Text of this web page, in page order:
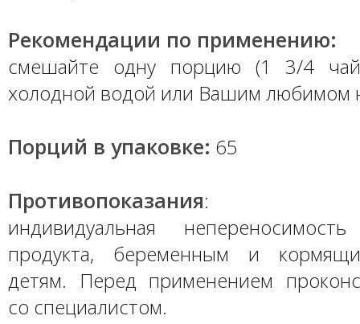
Рекомендации по применению:
смешайте одну порцию (1 3/4
холодной водой или Вашим любимом
Порций в упаковке: 65
Противопоказания:
индивидуальная
продукта, беременным и
детям. Перед применением
со специалистом.